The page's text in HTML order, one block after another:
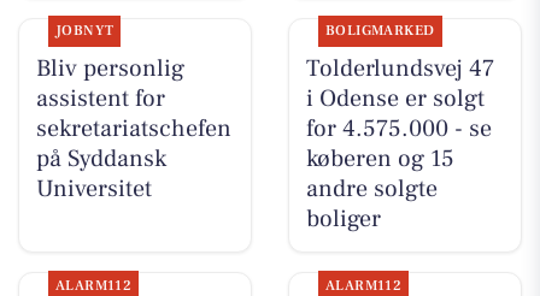
JOBNYT
Bliv personlig
assistent for
sekretariatschefen
på Syddansk
Universitet
BOLIGMARKED
Tolderlundsvej 47
i Odense er solgt
for 4.575.000 - se
køberen og 15
andre solgte
boliger
ALARM112 ALARM112